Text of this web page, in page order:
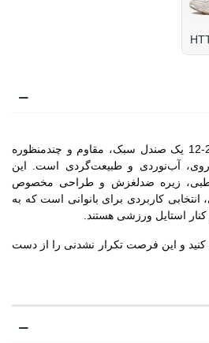
صندل هومتو زنانه مدل 2605-12 یک صندل سبک، مقاوم و چندمنظوره
آب‌نوردی و طبیعت‌گردی است. این
طبی، زیره ضدلغزش و طراحی مخصوص
کاربردی برای بانوانی است که به
استایل ورزشی هستند.
کنید و این فرصت تکرار نشدنی را از دست